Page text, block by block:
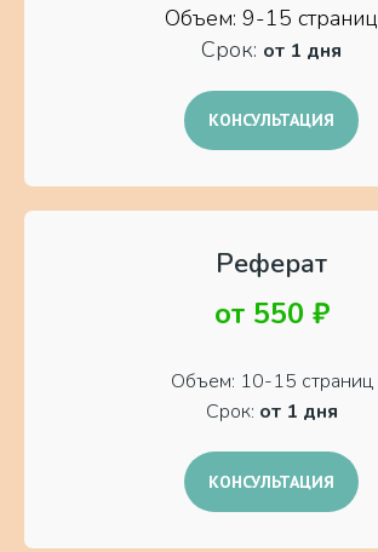
Объем: 9-15 страниц
Срок: от 1 дня
КОНСУЛЬТАЦИЯ
Реферат
от 550 ₽
Объем: 10-15 страниц
Срок: от 1 дня
КОНСУЛЬТАЦИЯ